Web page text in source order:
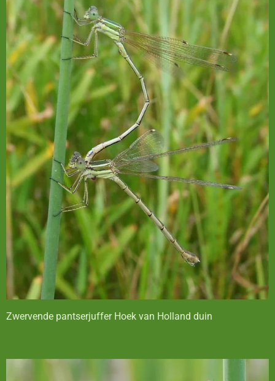
Zwervende pantserjuffer Hoek van Holland duin